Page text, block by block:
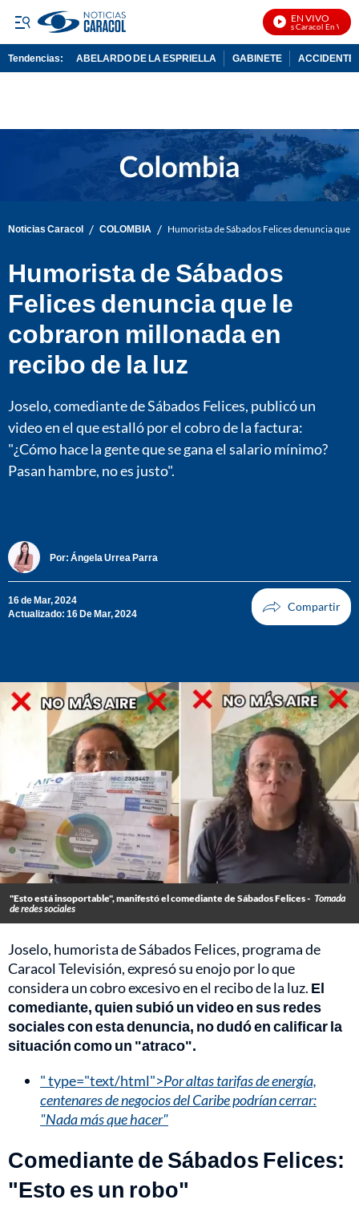
EN VIVO
Noticias Caracol En Vivo
Tendencias: ABELARDO DE LA ESPRIELLA GABINETE ACCIDENTE
Noticias Caracol / COLOMBIA / Humorista de Sábados Felices denuncia que
Humorista de Sábados
Felices denuncia que le
cobraron millonada en
recibo de la luz
Joselo, comediante de Sábados Felices, publicó un
video en el que estalló por el cobro de la factura:
"¿Cómo hace la gente que se gana el salario mínimo?
Pasan hambre, no es justo".
Por: Ángela Urrea Parra
16 de Mar, 2024
Actualizado: 16 De Mar, 2024
"Esto está insoportable", manifestó el comediante de Sábados Felices - Tomada
de redes sociales
Joselo, humorista de Sábados Felices, programa de
Caracol Televisión, expresó su enojo por lo que
considera un cobro excesivo en el recibo de la luz. El
comediante, quien subió un video en sus redes
sociales con esta denuncia, no dudó en calificar la
situación como un "atraco".
" type="text/html">Por altas tarifas de energía,
centenares de negocios del Caribe podrían cerrar:
"Nada más que hacer"
Comediante de Sábados Felices:
"Esto es un robo"